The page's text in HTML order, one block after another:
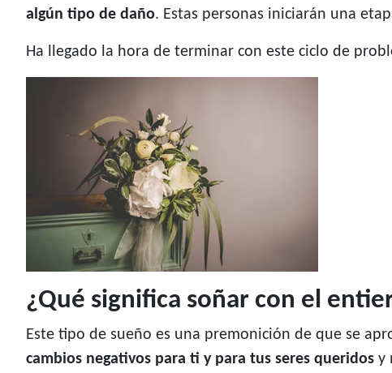
algún tipo de daño. Estas personas iniciarán una
Ha llegado la hora de terminar con este ciclo de
¿Qué significa soñar con el
Este tipo de sueño es una premonición de que se
cambios negativos para ti y para tus seres queridos y